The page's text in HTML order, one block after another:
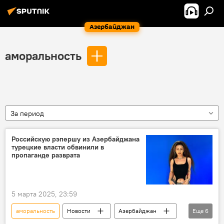
Азербайджан
аморальность
За период
Российскую рэпершу из Азербайджана
турецкие власти обвинили в
пропаганде разврата
5 марта 2025, 23:59
аморальность Новости
Азербайджан
Еще 6